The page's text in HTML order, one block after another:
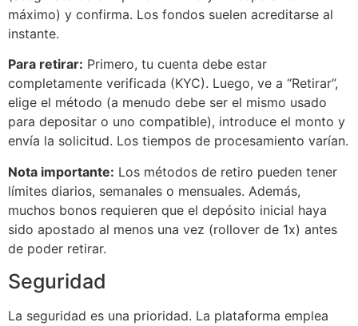
máximo) y confirma. Los fondos suelen acreditarse al
instante.
Para retirar: Primero, tu cuenta debe estar
completamente verificada (KYC). Luego, ve a “Retirar”,
elige el método (a menudo debe ser el mismo usado
para depositar o uno compatible), introduce el monto y
envía la solicitud. Los tiempos de procesamiento varían.
Nota importante: Los métodos de retiro pueden tener
límites diarios, semanales o mensuales. Además,
muchos bonos requieren que el depósito inicial haya
sido apostado al menos una vez (rollover de 1x) antes
de poder retirar.
Seguridad
La seguridad es una prioridad. La plataforma emplea